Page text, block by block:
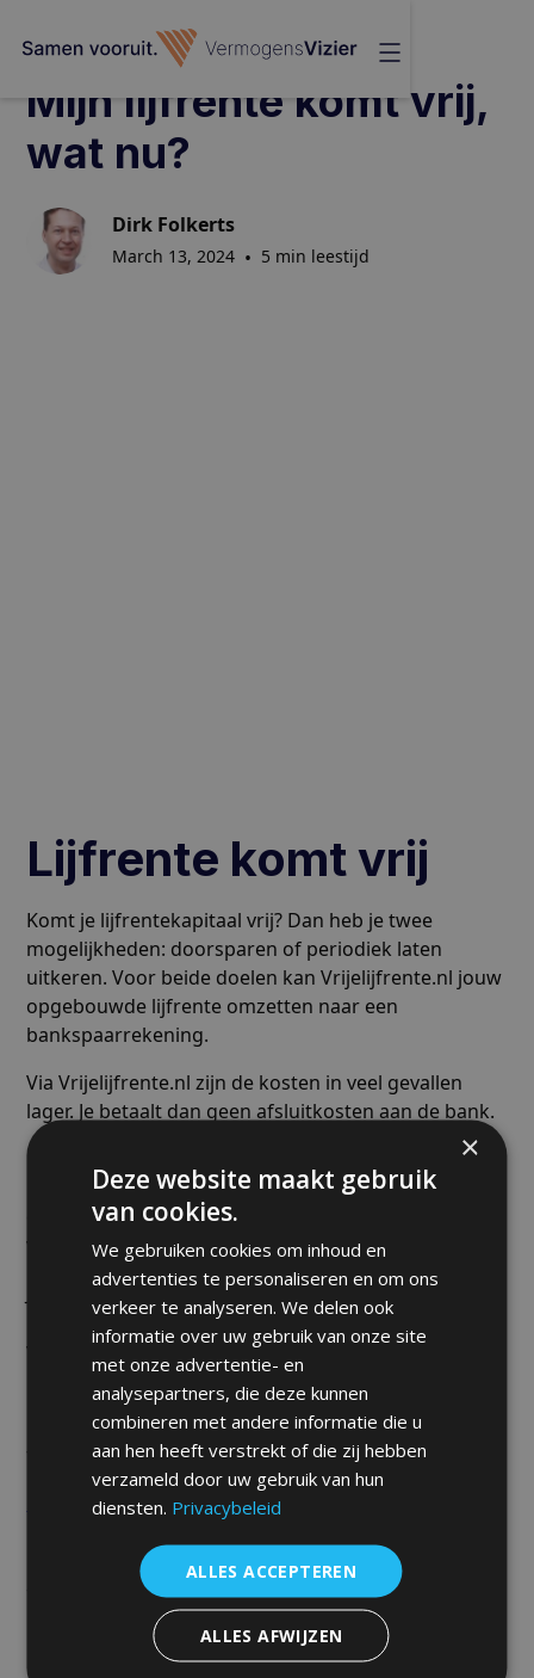
Mijn lijfrente komt vrij,
wat nu?
Dirk Folkerts
March 13, 2024 • 5 min leestijd
Lijfrente komt vrij
Komt je lijfrentekapitaal vrij? Dan heb je twee
mogelijkheden: doorsparen of periodiek laten
uitkeren. Voor beide doelen kan Vrijelijfrente.nl jouw
opgebouwde lijfrente omzetten naar een
bankspaarrekening.
Via Vrijelijfrente.nl zijn de kosten in veel gevallen
lager. Je betaalt dan geen afsluitkosten aan de bank.
Gebruik eerst onze handige calculator. Vul het
bedrag in dat beschikbaar komt en kies hoelang je
dit zou willen laten uitkeren – of hoelang je nog
verder wilt sparen.
Je ziet meteen bij welke bank je lijfrente dan het
meeste oplevert. Zo kun je heel gemakkelijk
verschillende lijfrenteaanbieders vergelijken.
Banksparen is ook geschikt voor overdracht van een
nabestaandenlijfrente, een stakingswinst of een
fiscale oudedagsreserve (FOR).
Klik hier om direct te vergelijken en af te sluiten.
Wat zijn de spelregels bij
uitkeren?
×
Deze website maakt gebruik
van cookies.
We gebruiken cookies om inhoud en
advertenties te personaliseren en om ons
verkeer te analyseren. We delen ook
informatie over uw gebruik van onze site
met onze advertentie- en
analysepartners, die deze kunnen
combineren met andere informatie die u
aan hen heeft verstrekt of die zij hebben
verzameld door uw gebruik van hun
diensten. Privacybeleid
ALLES ACCEPTEREN
ALLES AFWIJZEN